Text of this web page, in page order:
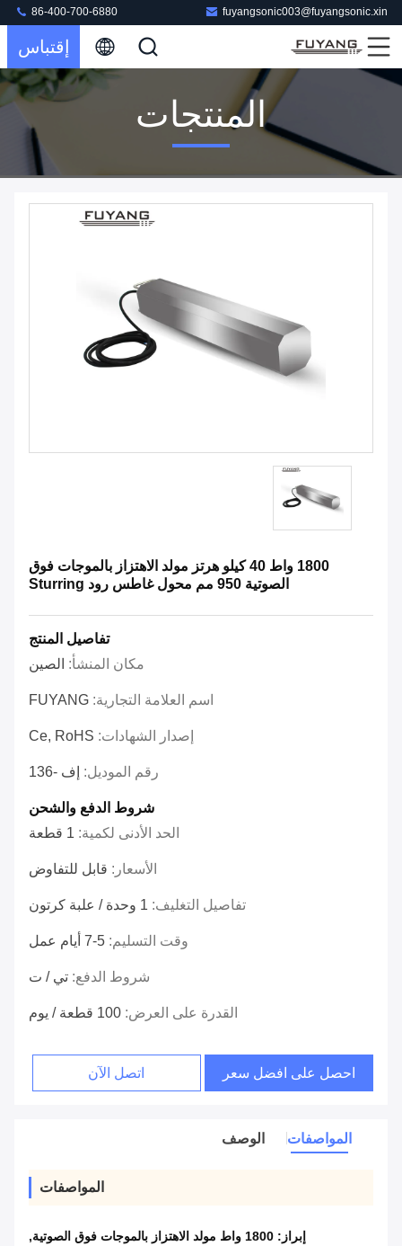
fuyangsonic003@fuyangsonic.xin
86-400-700-6880
إقتباس
المنتجات
1800 واط 40 كيلو هرتز مولد الاهتزاز بالموجات فوق
الصوتية 950 مم محول غاطس رود Sturring
تفاصيل المنتج
مكان المنشأ: الصين
اسم العلامة التجارية: FUYANG
إصدار الشهادات: Ce, RoHS
رقم الموديل: إف -136
شروط الدفع والشحن
الحد الأدنى لكمية: 1 قطعة
الأسعار: قابل للتفاوض
تفاصيل التغليف: 1 وحدة / علبة كرتون
وقت التسليم: 5-7 أيام عمل
شروط الدفع: تي / ت
القدرة على العرض: 100 قطعة / يوم
احصل على افضل سعر اتصل الآن
المواصفات الوصف
المواصفات
إبراز: 1800 واط مولد الاهتزاز بالموجات فوق الصوتية
,